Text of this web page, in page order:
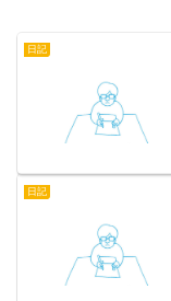
日記
日記